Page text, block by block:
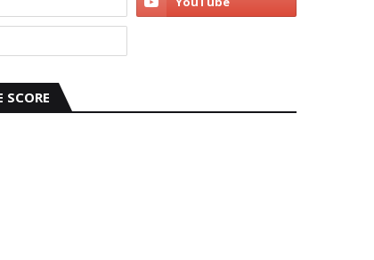
SCORE